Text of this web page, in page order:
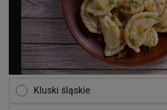
Kluski śląskie